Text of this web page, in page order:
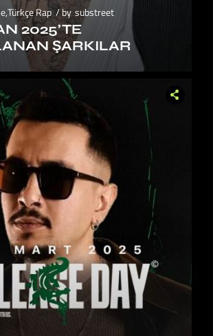
,Türkçe Rap by substreet
2025’TE
ŞARKILAR